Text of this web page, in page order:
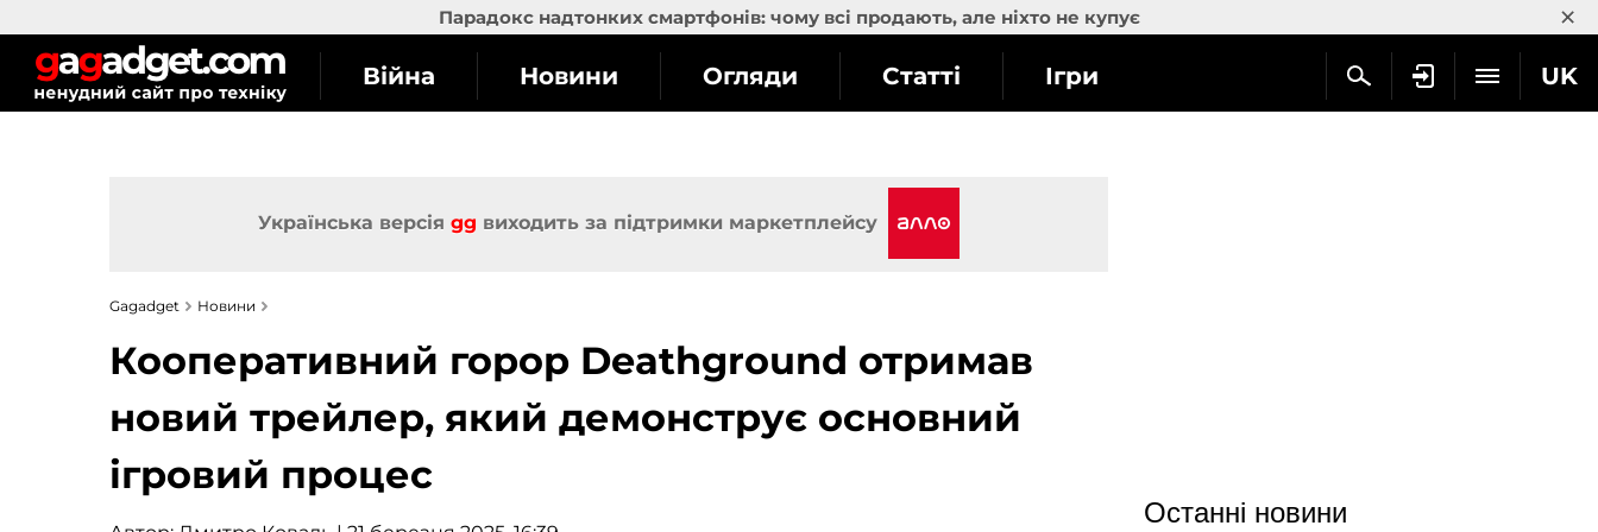
Парадокс надтонких смартфонів: чому всі продають, але ніхто не купує ×
UK
Війна Новини Огляди Статті Ігри
Українська версія gg виходить за підтримки маркетплейсу
Gagadget Новини
Кооперативний горор Deathground отримав
новий трейлер, який демонструє основний
ігровий процес
Останні новини